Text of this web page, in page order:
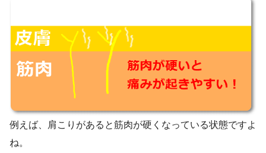
例えば、肩こりがあると筋肉が硬くなっている状態ですよ
ね。